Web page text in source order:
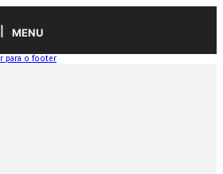
MENU
Ir para o footer